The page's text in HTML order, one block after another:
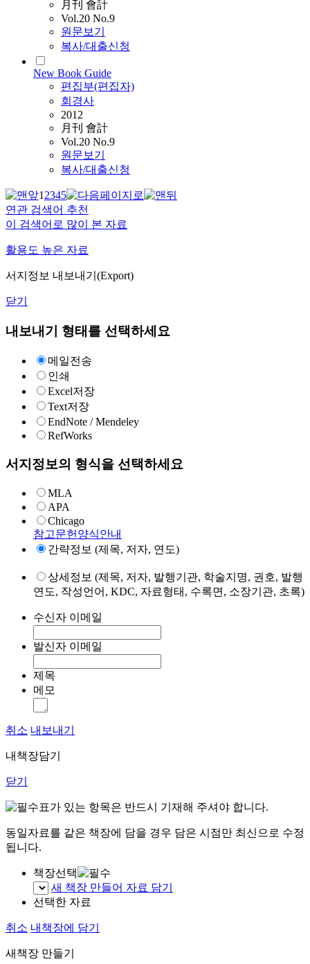
月刊 會計
Vol.20 No.9
원문보기
복사/대출신청
New Book Guide
편집부(편집자)
회경사
2012
月刊 會計
Vol.20 No.9
원문보기
복사/대출신청
12345
연관 검색어 추천
이 검색어로 많이 본 자료
활용도 높은 자료
서지정보 내보내기(Export)
닫기
내보내기 형태를 선택하세요
메일전송
인쇄
Excel저장
Text저장
EndNote / Mendeley
RefWorks
서지정보의 형식을 선택하세요
MLA
APA
Chicago
참고문헌양식안내
간략정보 (제목, 저자, 연도)
상세정보 (제목, 저자, 발행기관, 학술지명, 권호, 발행
연도, 작성언어, KDC, 자료형태, 수록면, 소장기관, 초록)
수신자 이메일
발신자 이메일
제목
메모
취소 내보내기
내책장담기
닫기
표가 있는 항목은 반드시 기재해 주셔야 합니다.
동일자료를 같은 책장에 담을 경우 담은 시점만 최신으로 수정
됩니다.
책장선택
새 책장 만들어 자료 담기
선택한 자료
취소 내책장에 담기
새책장 만들기